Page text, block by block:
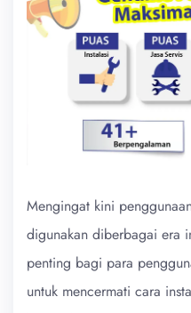
Mengingat kini
digunakan diberbagai era
penting bagi para
untuk mencermati cara